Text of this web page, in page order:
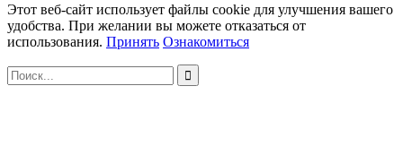
Этот веб-сайт использует файлы cookie для улучшения вашего
удобства. При желании вы можете отказаться от
использования. Принять Ознакомиться